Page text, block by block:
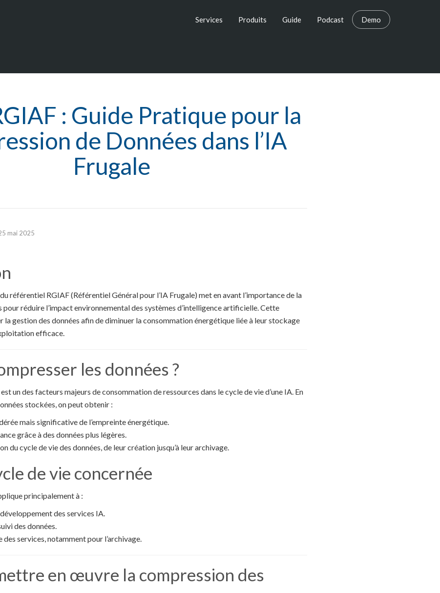
Services Produits Guide Podcast Demo
: Guide Pratique pour la
de Données dans l’IA
Frugale
mai 2025
référentiel RGIAF (Référentiel Général pour l’IA Frugale) met en avant l’importance de la
pour réduire l’impact environnemental des systèmes d’intelligence artificielle. Cette
la gestion des données afin de diminuer la consommation énergétique liée à leur stockage
efficace.
les données ?
un des facteurs majeurs de consommation de ressources dans le cycle de vie d’une IA. En
stockées, on peut obtenir :
mais significative de l’empreinte énergétique.
grâce à des données plus légères.
du cycle de vie des données, de leur création jusqu’à leur archivage.
de vie concernée
principalement à :
des services IA.
des données.
des services, notamment pour l’archivage.
en œuvre la compression des